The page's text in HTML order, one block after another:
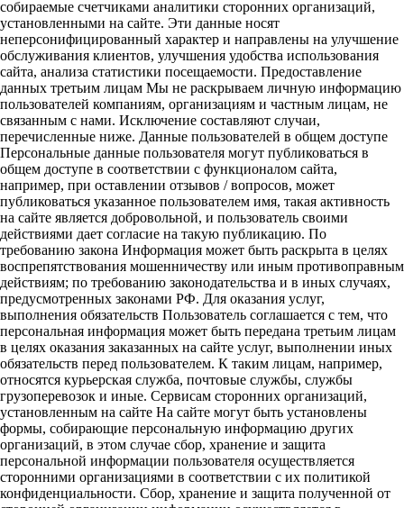
собираемые счетчиками аналитики сторонних организаций,
установленными на сайте. Эти данные носят
неперсонифицированный характер и направлены на улучшение
обслуживания клиентов, улучшения удобства использования
сайта, анализа статистики посещаемости. Предоставление
данных третьим лицам Мы не раскрываем личную информацию
пользователей компаниям, организациям и частным лицам, не
связанным с нами. Исключение составляют случаи,
перечисленные ниже. Данные пользователей в общем доступе
Персональные данные пользователя могут публиковаться в
общем доступе в соответствии с функционалом сайта,
например, при оставлении отзывов / вопросов, может
публиковаться указанное пользователем имя, такая активность
на сайте является добровольной, и пользователь своими
действиями дает согласие на такую публикацию. По
требованию закона Информация может быть раскрыта в целях
воспрепятствования мошенничеству или иным противоправным
действиям; по требованию законодательства и в иных случаях,
предусмотренных законами РФ. Для оказания услуг,
выполнения обязательств Пользователь соглашается с тем, что
персональная информация может быть передана третьим лицам
в целях оказания заказанных на сайте услуг, выполнении иных
обязательств перед пользователем. К таким лицам, например,
относятся курьерская служба, почтовые службы, службы
грузоперевозок и иные. Сервисам сторонних организаций,
установленным на сайте На сайте могут быть установлены
формы, собирающие персональную информацию других
организаций, в этом случае сбор, хранение и защита
персональной информации пользователя осуществляется
сторонними организациями в соответствии с их политикой
конфиденциальности. Сбор, хранение и защита полученной от